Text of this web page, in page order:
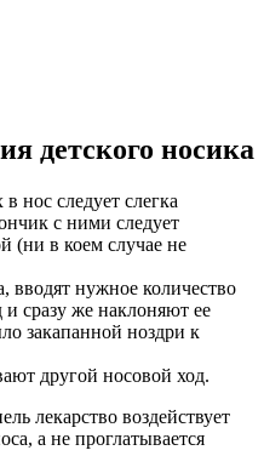
детского носика
нос следует слегка
с ними следует
(ни в коем случае не
вводят нужное количество
сразу же наклоняют ее
закапанной ноздри к
другой носовой ход.
лекарство воздействует
а не проглатывается